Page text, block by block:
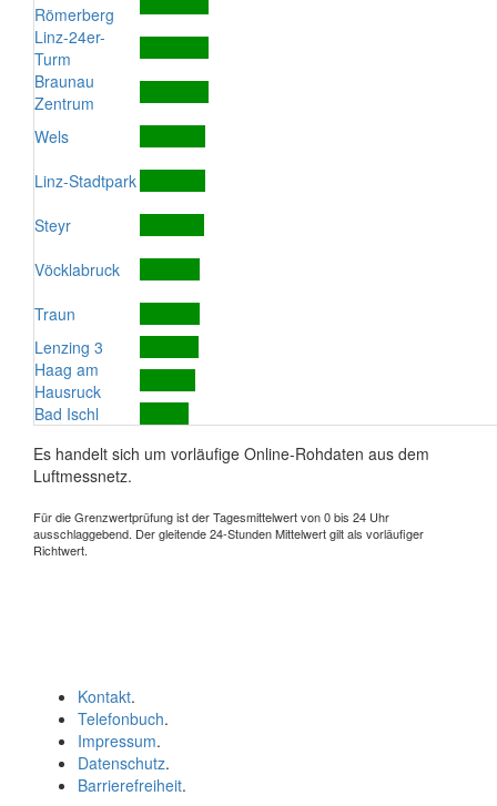
Römerberg
Linz-24er-
Turm
Braunau
Zentrum
Wels
Linz-Stadtpark
Steyr
Vöcklabruck
Traun
Lenzing 3
Haag am
Hausruck
Bad Ischl
Es handelt sich um vorläufige Online-Rohdaten aus dem
Luftmessnetz.
Für die Grenzwertprüfung ist der Tagesmittelwert von 0 bis 24 Uhr
ausschlaggebend. Der gleitende 24-Stunden Mittelwert gilt als vorläufiger
Richtwert.
Kontakt.
Telefonbuch.
Impressum.
Datenschutz.
Barrierefreiheit.